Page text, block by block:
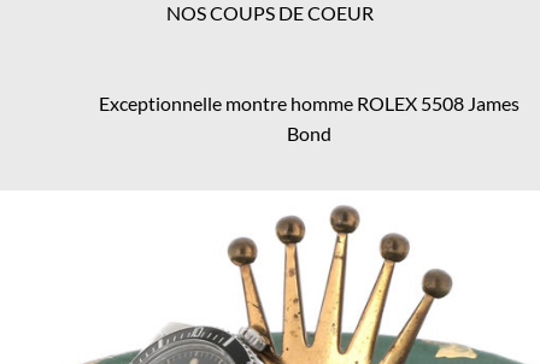
NOS COUPS DE COEUR
Exceptionnelle montre homme ROLEX 5508 James
Bond